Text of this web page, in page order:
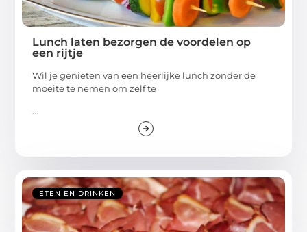
Lunch laten bezorgen de voordelen op
een rijtje
Wil je genieten van een heerlijke lunch zonder de
moeite te nemen om zelf te
...
ETEN EN DRINKEN